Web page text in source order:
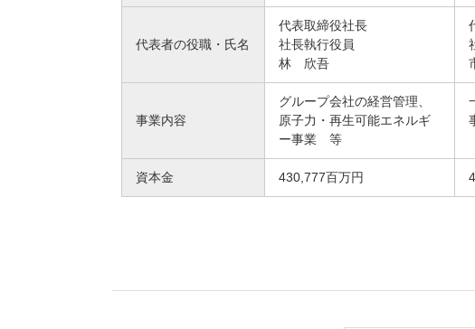
代表者の役職・氏名
代表取締役社長
社長執行役員
林 欣吾
事業内容
グループ会社の経営管理、
原子力・再生可能エネルギ
ー事業 等
資本金 430,777百万円